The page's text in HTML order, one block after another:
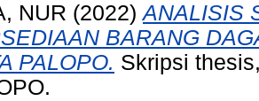
NUR (2022)ANALISIS
BARANG
PALOPO. Skripsi